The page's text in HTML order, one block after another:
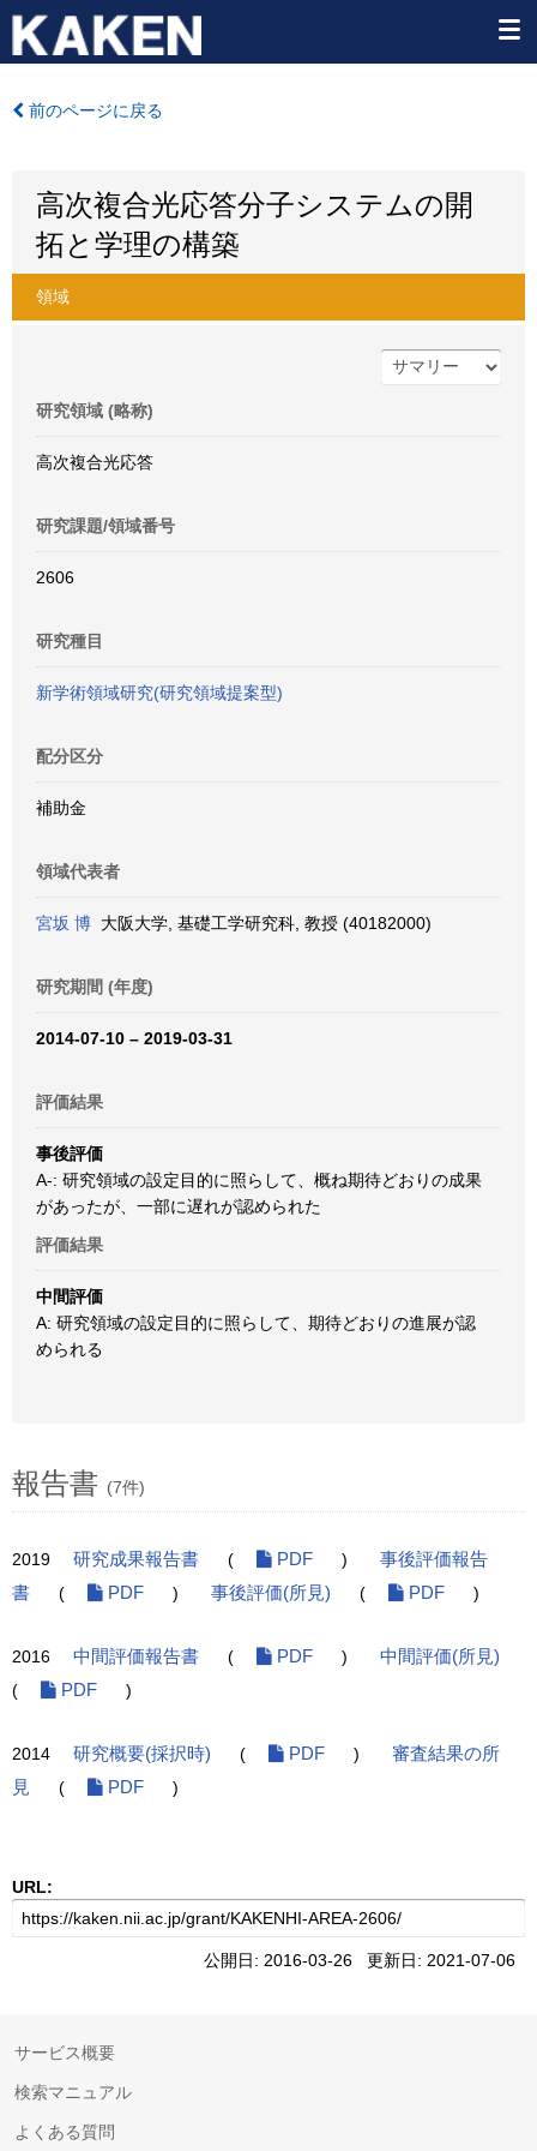
前のページに戻る
高次複合光応答分子システムの開
拓と学理の構築
領域
研究領域 (略称)
高次複合光応答
研究課題/領域番号
2606
研究種目
新学術領域研究(研究領域提案型)
配分区分
補助金
領域代表者
宮坂 博 大阪大学, 基礎工学研究科, 教授 (40182000)
研究期間 (年度)
2014-07-10 – 2019-03-31
評価結果
事後評価
A-: 研究領域の設定目的に照らして、概ね期待どおりの成果
があったが、一部に遅れが認められた
評価結果
中間評価
A: 研究領域の設定目的に照らして、期待どおりの進展が認
められる
報告書 (7件)
2019 研究成果報告書 ( PDF )
事後評価報告
書
( PDF ) 事後評価(所見) ( PDF )
2016 中間評価報告書 ( PDF )
中間評価(所見)
(
PDF )
2014 研究概要(採択時) ( PDF )
審査結果の所
見
( PDF )
URL:
公開日: 2016-03-26 更新日: 2021-07-06
サービス概要
検索マニュアル
よくある質問